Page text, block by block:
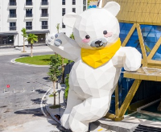
CHÙM TOUR HÈ – THU HÀN
Săn lá vàng, chạm cỏ
TOUR NHẬT BẢN TẾT
🇯🇵 Tour 6N5Đ: 𝐓𝐨𝐤𝐲𝐨 -